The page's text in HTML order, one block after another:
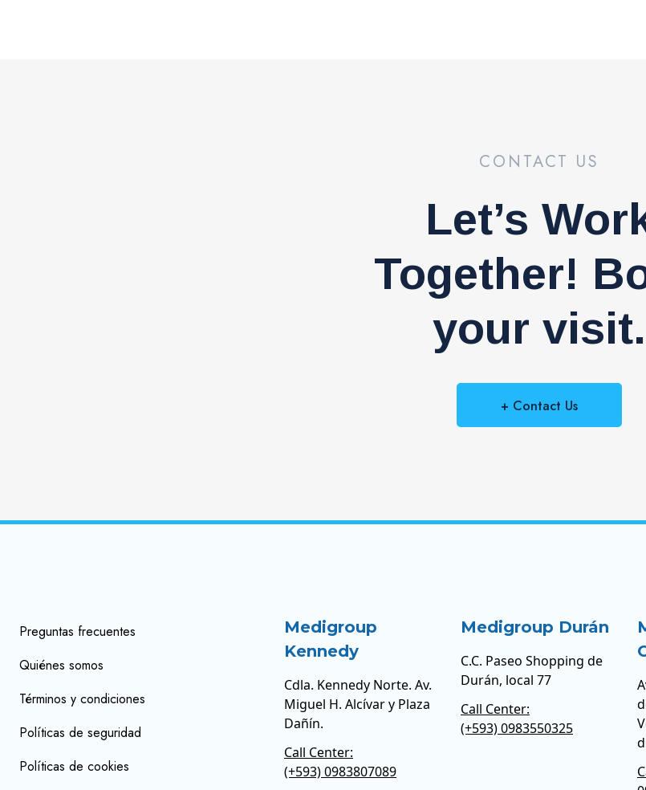
CONTACT US
Let’s
Together!
your visit.
+ Contact Us
Preguntas frecuentes
Quiénes somos
Términos y condiciones
Políticas de seguridad
Políticas de cookies
Medigroup
Kennedy
Cdla. Kennedy Norte. Av.
Miguel H. Alcívar y Plaza
Dañín.
Call Center:
(+593) 0983807089
Medigroup Durán
C.C. Paseo Shopping de
Durán, local 77
Call Center:
(+593) 0983550325